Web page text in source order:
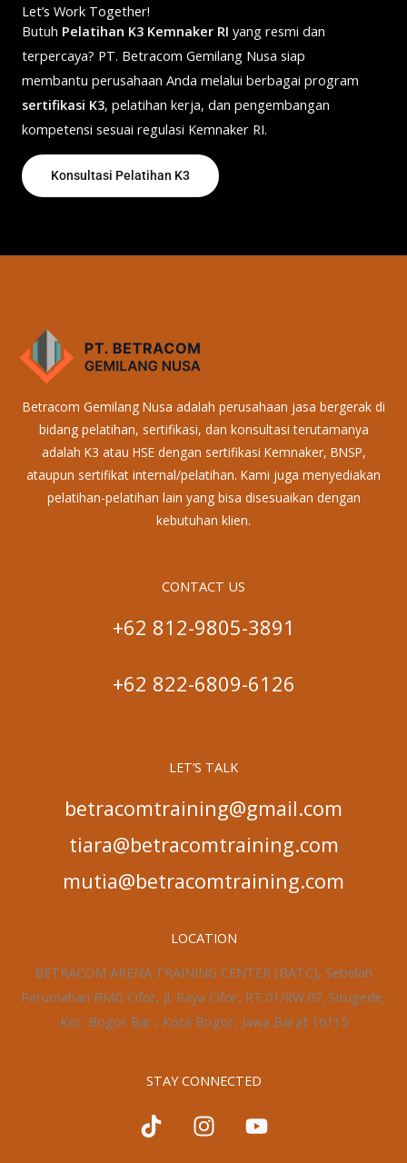
Let’s Work Together!
Butuh Pelatihan K3 Kemnaker RI yang resmi dan
terpercaya? PT. Betracom Gemilang Nusa siap
membantu perusahaan Anda melalui berbagai program
sertifikasi K3, pelatihan kerja, dan pengembangan
kompetensi sesuai regulasi Kemnaker RI.
Konsultasi Pelatihan K3
Betracom Gemilang Nusa adalah perusahaan jasa bergerak di
bidang pelatihan, sertifikasi, dan konsultasi terutamanya
adalah K3 atau HSE dengan sertifikasi Kemnaker, BNSP,
ataupun sertifikat internal/pelatihan. Kami juga menyediakan
pelatihan-pelatihan lain yang bisa disesuaikan dengan
kebutuhan klien.
CONTACT US
+62 812-9805-3891
+62 822-6809-6126
LET’S TALK
betracomtraining@gmail.com
tiara@betracomtraining.com
mutia@betracomtraining.com
LOCATION
BETRACOM ARENA TRAINING CENTER (BATC), Sebelah
Perumahan BMG Cifor, Jl. Raya Cifor, RT.01/RW.07, Situgede,
Kec. Bogor Bar., Kota Bogor, Jawa Barat 16115
STAY CONNECTED